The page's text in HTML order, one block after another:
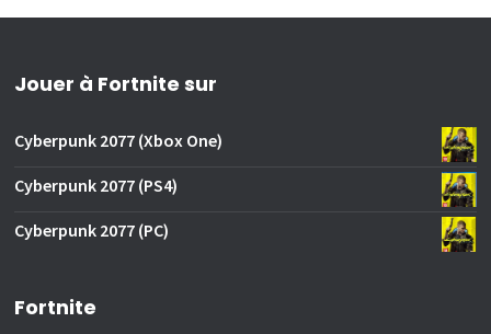
Jouer à Fortnite sur
Cyberpunk 2077 (Xbox One)
Cyberpunk 2077 (PS4)
Cyberpunk 2077 (PC)
Fortnite